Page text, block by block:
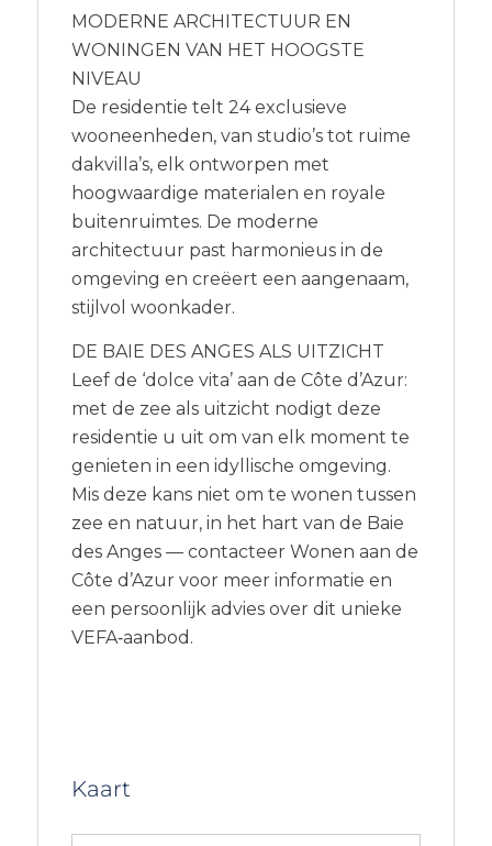
MODERNE ARCHITECTUUR EN
WONINGEN VAN HET HOOGSTE
NIVEAU
De residentie telt 24 exclusieve
wooneenheden, van studio’s tot ruime
dakvilla’s, elk ontworpen met
hoogwaardige materialen en royale
buitenruimtes. De moderne
architectuur past harmonieus in de
omgeving en creëert een aangenaam,
stijlvol woonkader.
DE BAIE DES ANGES ALS UITZICHT
Leef de ‘dolce vita’ aan de Côte d’Azur:
met de zee als uitzicht nodigt deze
residentie u uit om van elk moment te
genieten in een idyllische omgeving.
Mis deze kans niet om te wonen tussen
zee en natuur, in het hart van de Baie
des Anges — contacteer Wonen aan de
Côte d’Azur voor meer informatie en
een persoonlijk advies over dit unieke
VEFA‑aanbod.
Kaart